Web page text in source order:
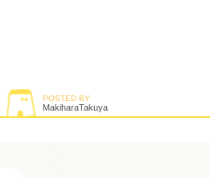
POSTED BY
MakiharaTakuya